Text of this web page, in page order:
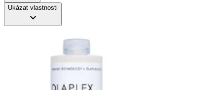
Ukázat vlastnosti